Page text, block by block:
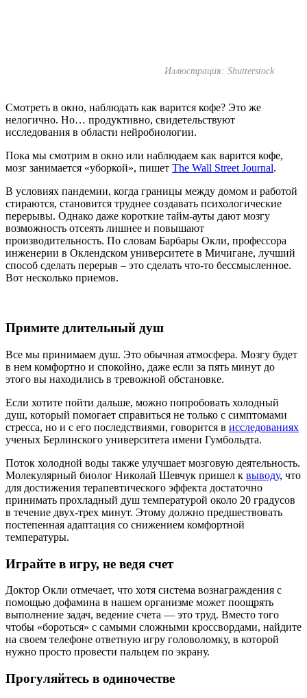
Иллюстрация: Shutterstock
Смотреть в окно, наблюдать как варится кофе? Это же
нелогично. Но… продуктивно, свидетельствуют
исследования в области нейробиологии.
Пока мы смотрим в окно или наблюдаем как варится кофе,
мозг занимается «уборкой», пишет The Wall Street Journal.
В условиях пандемии, когда границы между домом и работой
стираются, становится труднее создавать психологические
перерывы. Однако даже короткие тайм-ауты дают мозгу
возможность отсеять лишнее и повышают
производительность. По словам Барбары Окли, профессора
инженерии в Оклендском университете в Мичигане, лучший
способ сделать перерыв – это сделать что-то бессмысленное.
Вот несколько приемов.
Примите длительный душ
Все мы принимаем душ. Это обычная атмосфера. Мозгу будет
в нем комфортно и спокойно, даже если за пять минут до
этого вы находились в тревожной обстановке.
Если хотите пойти дальше, можно попробовать холодный
душ, который помогает справиться не только с симптомами
стресса, но и с его последствиями, говорится в исследованиях
ученых Берлинского университета имени Гумбольдта.
Поток холодной воды также улучшает мозговую деятельность.
Молекулярный биолог Николай Шевчук пришел к выводу, что
для достижения терапевтического эффекта достаточно
принимать прохладный душ температурой около 20 градусов
в течение двух-трех минут. Этому должно предшествовать
постепенная адаптация со снижением комфортной
температуры.
Играйте в игру, не ведя счет
Доктор Окли отмечает, что хотя система вознаграждения с
помощью дофамина в нашем организме может поощрять
выполнение задач, ведение счета — это труд. Вместо того
чтобы «бороться» с самыми сложными кроссвордами, найдите
на своем телефоне ответную игру головоломку, в которой
нужно просто провести пальцем по экрану.
Прогуляйтесь в одиночестве